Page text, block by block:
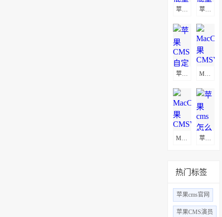
苹果CMS批量替换播放地址及图片地址方法
苹果cms怎么更换logo
热门标签
苹果cms官网
苹果CMS演员